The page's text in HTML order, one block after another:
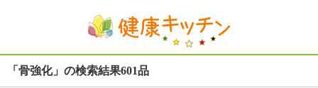
見
つ
「骨強化」の検索結果601品